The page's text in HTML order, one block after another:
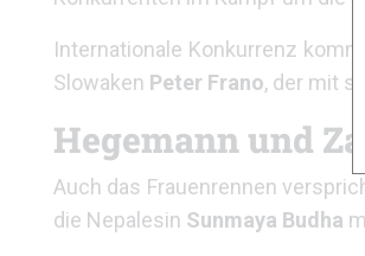
Internationale Konkurrenz
Slowaken Peter Frano, der mit
Hegemann und
Auch das Frauenrennen
die Nepalesin Sunmaya Budha